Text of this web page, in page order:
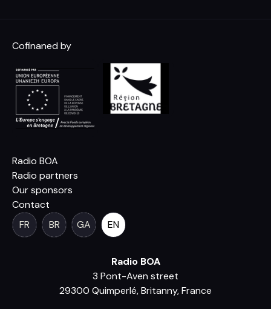
Cofinaned by
Radio BOA
Radio partners
Our sponsors
Contact
FR
BR GA EN
Radio BOA
3 Pont-Aven street
29300 Quimperlé, Britanny, France